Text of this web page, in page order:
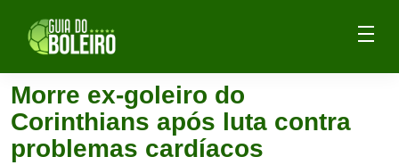
Morre ex-goleiro do
Corinthians após luta contra
problemas cardíacos